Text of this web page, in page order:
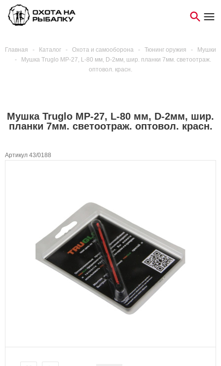
Главная - Каталог - Охота и самооборона - Тюнинг оружия -
Мушки
-
Мушка Truglo МР-27, L-80 мм, D-2мм, шир. планки 7мм. светоотраж.
оптовол. красн.
Мушка Truglo МР-27, L-80 мм, D-2мм, шир.
планки 7мм. светоотраж. оптовол. красн.
Артикул 43/0188